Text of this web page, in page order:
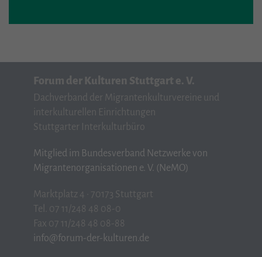
Forum der Kulturen Stuttgart e. V.
Dachverband der Migrantenkulturvereine und
interkulturellen Einrichtungen
Stuttgarter Interkulturbüro
Mitglied im Bundesverband Netzwerke von
Migrantenorganisationen e. V. (NeMO)
Marktplatz 4 · 70173 Stuttgart
Tel. 07 11/248 48 08-0
Fax 07 11/248 48 08-88
info@forum-der-kulturen.de